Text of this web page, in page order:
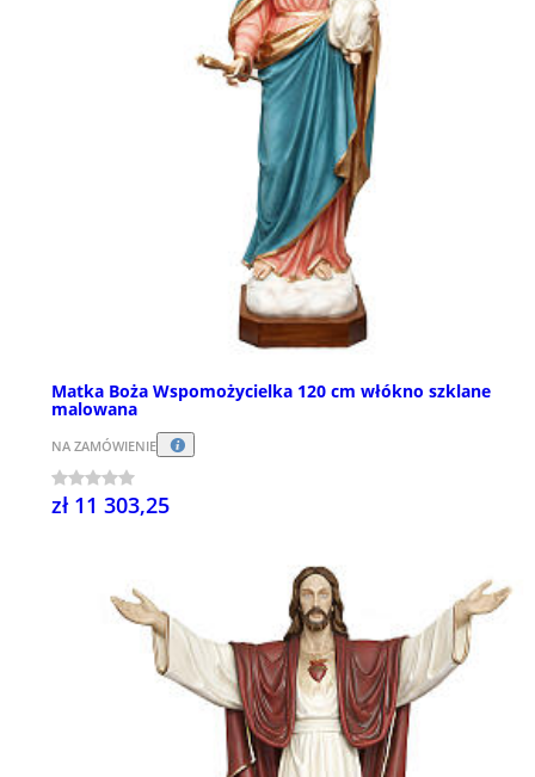
Matka Boża Wspomożycielka 120 cm włókno szklane
malowana
NA ZAMÓWIENIE
zł 11 303,25